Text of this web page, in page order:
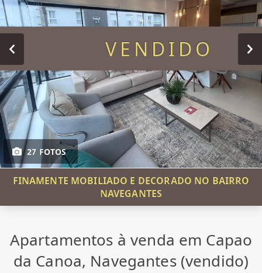
27 FOTOS
VENDIDO
FINAMENTE MOBILIADO E DECORADO NO BAIRRO
NAVEGANTES
Apartamentos à venda em Capao
da Canoa, Navegantes (vendido)